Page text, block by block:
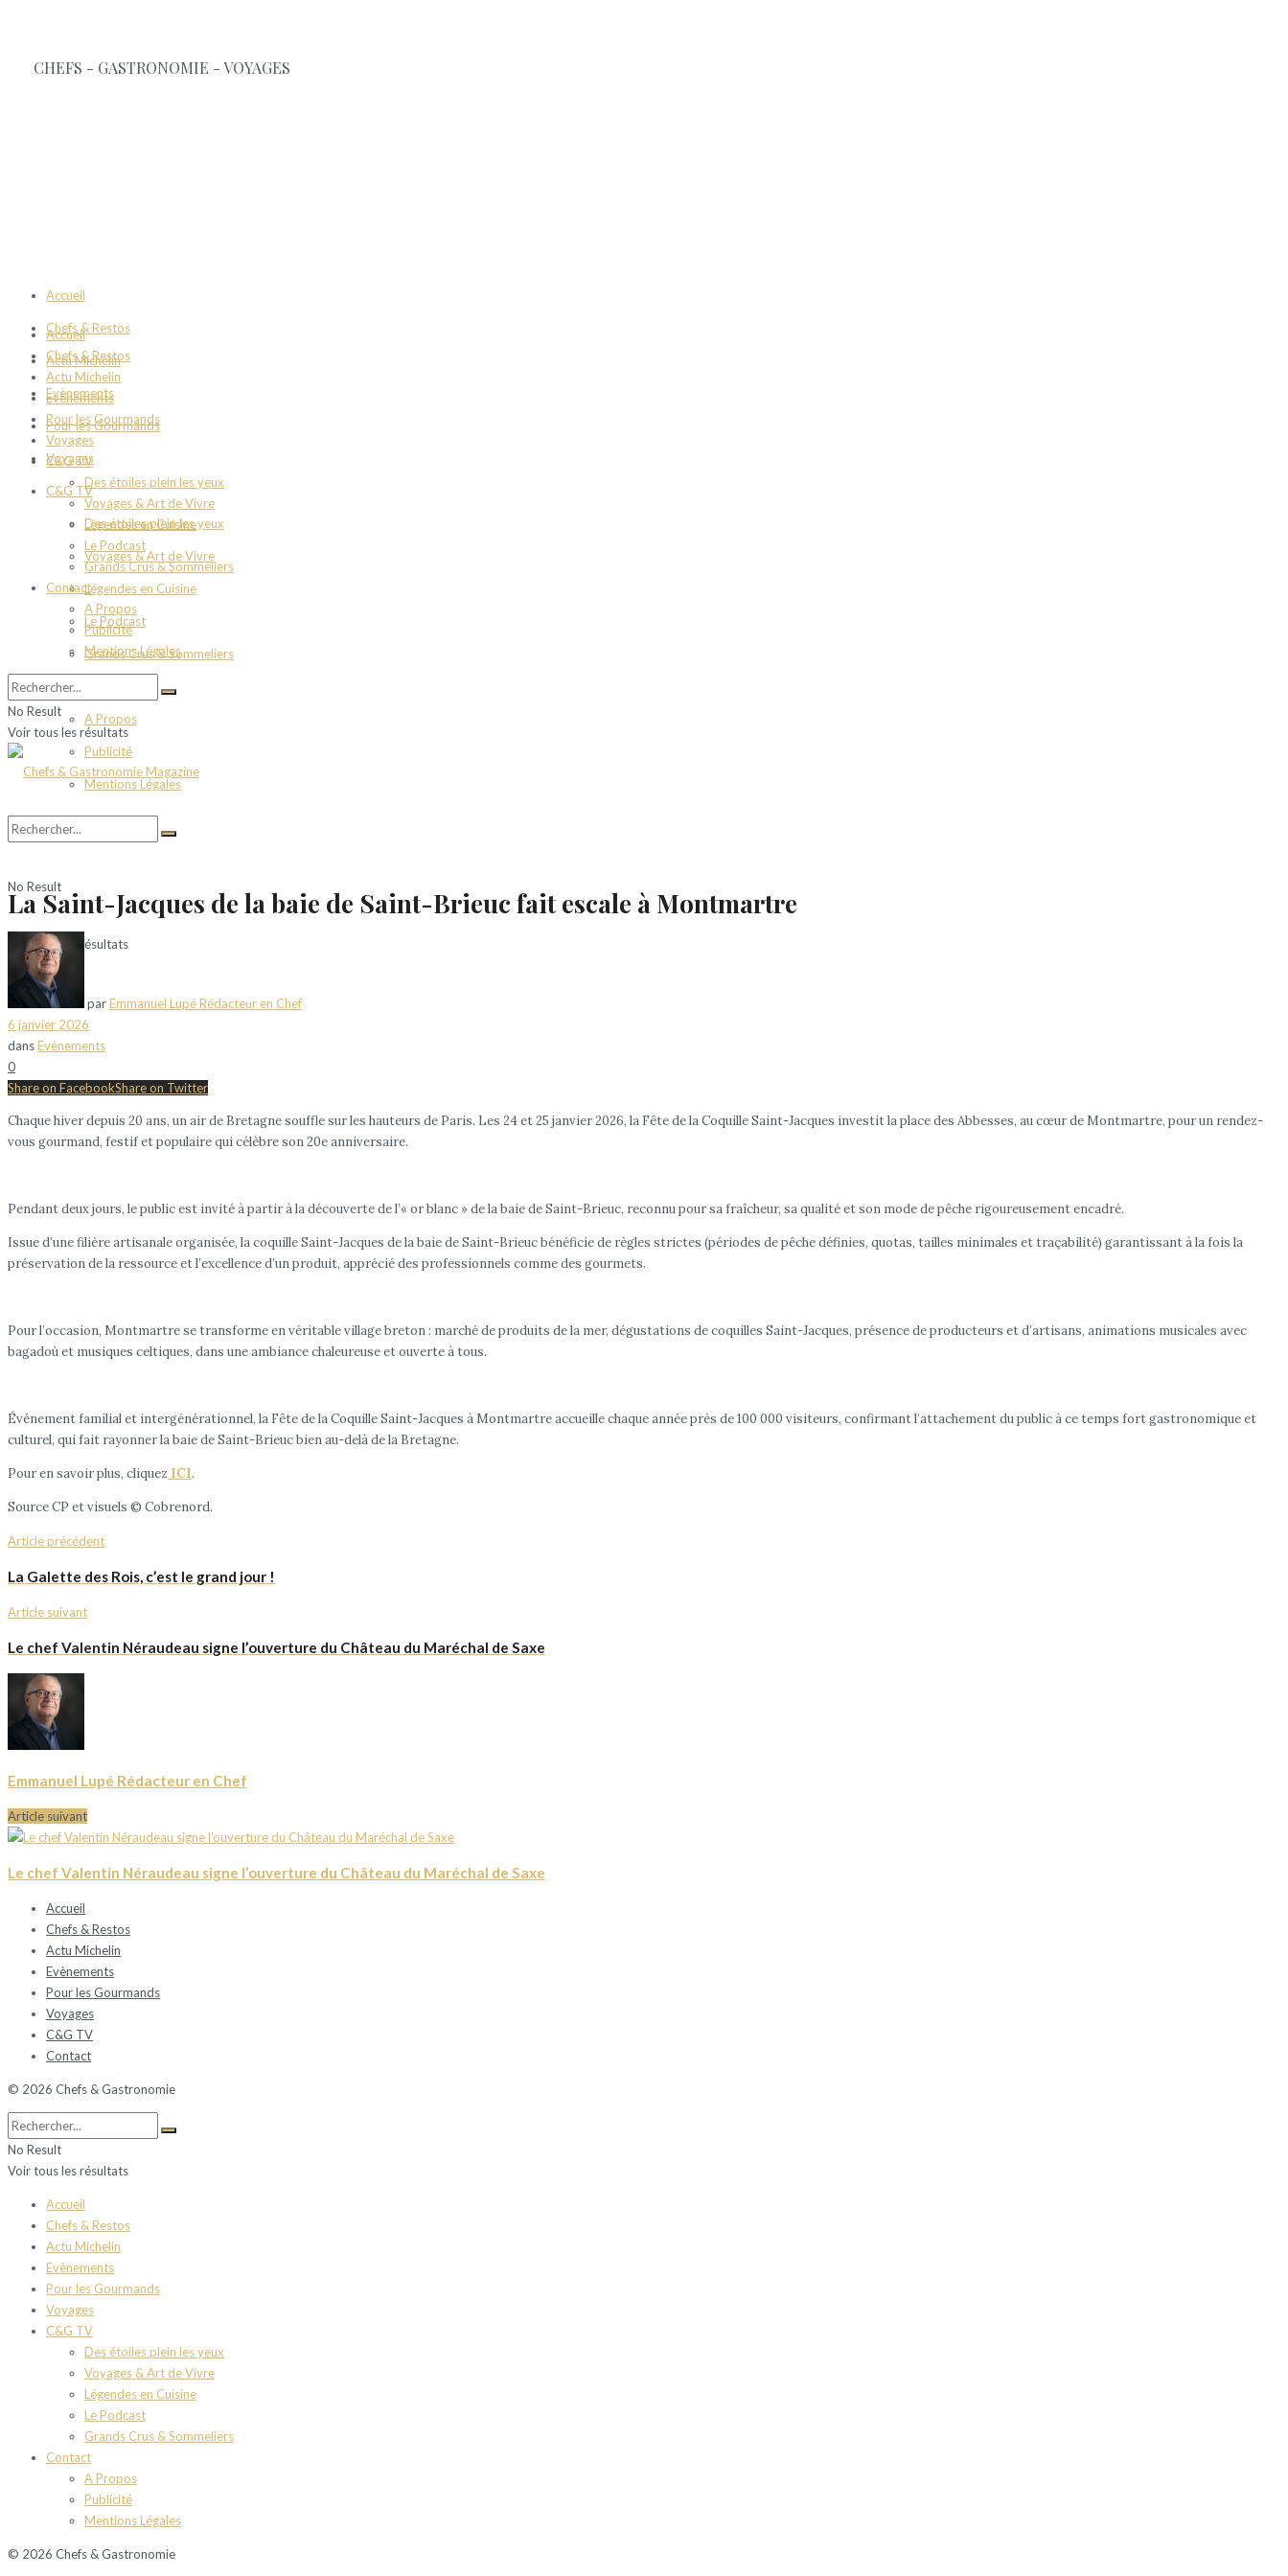
Accueil
Chefs & Restos
Actu Michelin
Evènements
Pour les Gourmands
Voyages
C&G TV
Des étoiles plein les yeux
Voyages & Art de Vivre
Légendes en Cuisine
Le Podcast
Grands Crus & Sommeliers
Contact
A Propos
Publicité
Mentions Légales
Accueil
Chefs & Restos
Actu Michelin
Evènements
Pour les Gourmands
Voyages
C&G TV
Des étoiles plein les yeux
Voyages & Art de Vivre
Légendes en Cuisine
Le Podcast
Grands Crus & Sommeliers
Contact
A Propos
Publicité
Mentions Légales
No Result
Voir tous les résultats
No Result
Voir tous les résultats
La Saint-Jacques de la baie de Saint-Brieuc fait escale à Montmartre
parEmmanuel Lupé Rédacteur en Chef
6 janvier 2026
dansEvènements
0
Share on FacebookShare on Twitter
Chaque hiver depuis 20 ans, un air de Bretagne souffle sur les hauteurs de Paris. Les 24 et 25 janvier 2026, la Fête de la Coquille Saint-Jacques investit la place des Abbesses, au cœur de Montmartre, pour un rendez-
vous gourmand, festif et populaire qui célèbre son 20e anniversaire.
Pendant deux jours, le public est invité à partir à la découverte de l’« or blanc » de la baie de Saint-Brieuc, reconnu pour sa fraîcheur, sa qualité et son mode de pêche rigoureusement encadré.
Issue d’une filière artisanale organisée, la coquille Saint-Jacques de la baie de Saint-Brieuc bénéficie de règles strictes (périodes de pêche définies, quotas, tailles minimales et traçabilité) garantissant à la fois la
préservation de la ressource et l’excellence d’un produit, apprécié des professionnels comme des gourmets.
Pour l’occasion, Montmartre se transforme en véritable village breton : marché de produits de la mer, dégustations de coquilles Saint-Jacques, présence de producteurs et d’artisans, animations musicales avec
bagadoù et musiques celtiques, dans une ambiance chaleureuse et ouverte à tous.
Événement familial et intergénérationnel, la Fête de la Coquille Saint-Jacques à Montmartre accueille chaque année près de 100 000 visiteurs, confirmant l’attachement du public à ce temps fort gastronomique et
culturel, qui fait rayonner la baie de Saint-Brieuc bien au-delà de la Bretagne.
Pour en savoir plus, cliquez ICI.
Source CP et visuels © Cobrenord.
Article précédent
La Galette des Rois, c’est le grand jour !
Article suivant
Le chef Valentin Néraudeau signe l’ouverture du Château du Maréchal de Saxe
Emmanuel Lupé Rédacteur en Chef
Article suivant
Le chef Valentin Néraudeau signe l’ouverture du Château du Maréchal de Saxe
Accueil
Chefs & Restos
Actu Michelin
Evènements
Pour les Gourmands
Voyages
C&G TV
Contact
© 2026 Chefs & Gastronomie
No Result
Voir tous les résultats
Accueil
Chefs & Restos
Actu Michelin
Evènements
Pour les Gourmands
Voyages
C&G TV
Des étoiles plein les yeux
Voyages & Art de Vivre
Légendes en Cuisine
Le Podcast
Grands Crus & Sommeliers
Contact
A Propos
Publicité
Mentions Légales
© 2026 Chefs & Gastronomie